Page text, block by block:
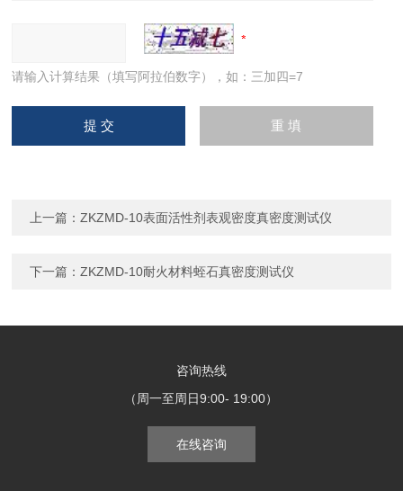
请输入计算结果（填写阿拉伯数字），如：三加四=7
上一篇：ZKZMD-10表面活性剂表观密度真密度测试仪
下一篇：ZKZMD-10耐火材料蛭石真密度测试仪
咨询热线
（周一至周日9:00- 19:00）
在线咨询